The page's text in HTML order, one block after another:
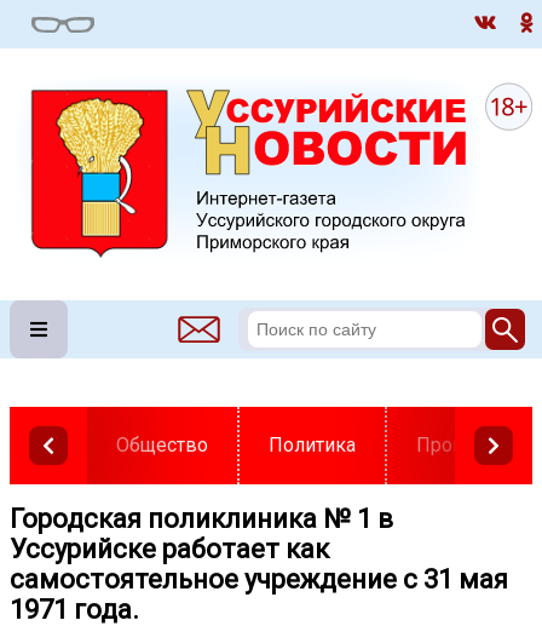
Общество Политика
Городская поликлиника № 1 в
Уссурийске работает как
самостоятельное учреждение с 31 мая
1971 года.